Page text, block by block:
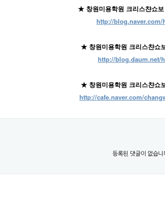
★ 창원미용학원 크리스챤쇼
http://blog.naver.com/
★ 창원미용학원 크리스챤쇼
http://blog.daum.net/
★ 창원미용학원 크리스챤쇼
http://cafe.naver.com/
등록된 댓글이 없습니